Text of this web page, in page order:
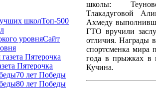
Топ-500
Сайт
Пятерочка
70 лет Победы
80 лет Победы
школы:
Тлакадуговой
Ахмеду
ГТО вручили
отличия. Награды
спортсменка мира
года в прыжках в
Кучина.